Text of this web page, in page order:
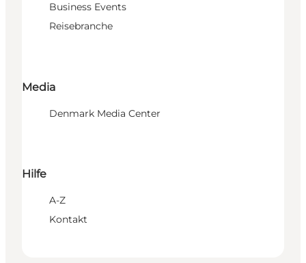
Business Events
Reisebranche
Media
Denmark Media Center
Hilfe
A-Z
Kontakt